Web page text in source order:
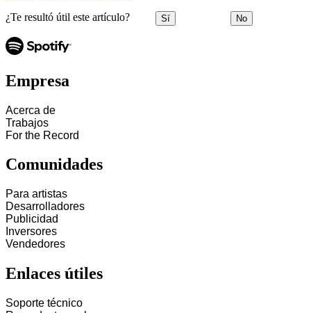
¿Te resultó útil este artículo? Sí No
Empresa
Acerca de
Trabajos
For the Record
Comunidades
Para artistas
Desarrolladores
Publicidad
Inversores
Vendedores
Enlaces útiles
Soporte técnico